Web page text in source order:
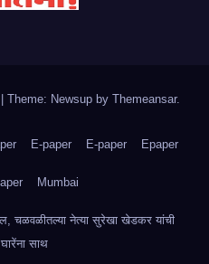
| Theme: Newsup by Themeansar.
E-paper E-paper Epaper
Mumbai
चळवळीतल्या नेत्या सुरेखा खेडकर यांची
साथ